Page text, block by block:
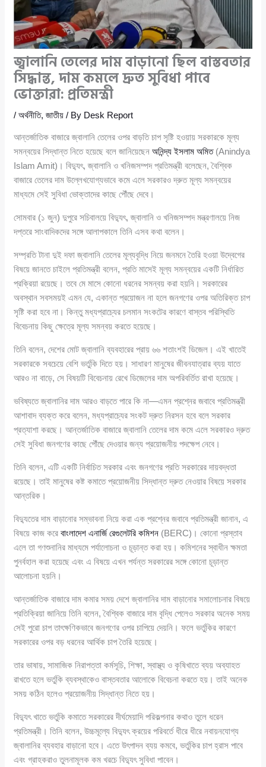
জ্বালানি তেলের দাম বাড়ানো ছিল বাস্তবতার
সিদ্ধান্ত, দাম কমলে দ্রুত সুবিধা পাবে
ভোক্তারা: প্রতিমন্ত্রী
/অর্থনীতি,জাতীয় / By Desk Report
আন্তর্জাতিক বাজারে জ্বালানি তেলের ওপর বাড়তি চাপ সৃষ্টি হওয়ায় সরকারকে মূল্য
সমন্বয়ের সিদ্ধান্ত নিতে হয়েছে বলে জানিয়েছেনঅনিন্দ্য ইসলাম অমিত(Anindya
Islam Amit)। বিদ্যুৎ, জ্বালানি ও খনিজসম্পদ প্রতিমন্ত্রী বলেছেন, বৈশ্বিক
বাজারে তেলের দাম উল্লেখযোগ্যভাবে কমে এলে সরকারও দ্রুত মূল্য সমন্বয়ের
মাধ্যমে সেই সুবিধা ভোক্তাদের কাছে পৌঁছে দেবে।
সোমবার (১ জুন) দুপুরে সচিবালয়ে বিদ্যুৎ, জ্বালানি ও খনিজসম্পদ মন্ত্রণালয়ে নিজ
দপ্তরে সাংবাদিকদের সঙ্গে আলাপকালে তিনি এসব কথা বলেন।
সম্প্রতি টানা দুই দফা জ্বালানি তেলের মূল্যবৃদ্ধি নিয়ে জনমনে তৈরি হওয়া উদ্বেগের
বিষয়ে জানতে চাইলে প্রতিমন্ত্রী বলেন, প্রতি মাসেই মূল্য সমন্বয়ের একটি নির্ধারিত
প্রক্রিয়া রয়েছে। তবে মে মাসে কোনো ধরনের সমন্বয় করা হয়নি। সরকারের
অবস্থান সবসময়ই এমন যে, একান্ত প্রয়োজন না হলে জনগণের ওপর অতিরিক্ত চাপ
সৃষ্টি করা হবে না। কিন্তু মধ্যপ্রাচ্যের চলমান সংকটের কারণে বাস্তব পরিস্থিতি
বিবেচনায় কিছু ক্ষেত্রে মূল্য সমন্বয় করতে হয়েছে।
তিনি বলেন, দেশের মোট জ্বালানি ব্যবহারের প্রায় ৬৬ শতাংশই ডিজেল। এই খাতেই
সরকারকে সবচেয়ে বেশি ভর্তুকি দিতে হয়। সাধারণ মানুষের জীবনযাত্রার ব্যয় যাতে
আরও না বাড়ে, সে বিষয়টি বিবেচনায় রেখে ডিজেলের দাম অপরিবর্তিত রাখা হয়েছে।
ভবিষ্যতে জ্বালানির দাম আরও বাড়তে পারে কি না—এমন প্রশ্নের জবাবে প্রতিমন্ত্রী
আশাবাদ ব্যক্ত করে বলেন, মধ্যপ্রাচ্যের সংকট দ্রুত নিরসন হবে বলে সরকার
প্রত্যাশা করছে। আন্তর্জাতিক বাজারে জ্বালানি তেলের দাম কমে এলে সরকারও দ্রুত
সেই সুবিধা জনগণের কাছে পৌঁছে দেওয়ার জন্য প্রয়োজনীয় পদক্ষেপ নেবে।
তিনি বলেন, এটি একটি নির্বাচিত সরকার এবং জনগণের প্রতি সরকারের দায়বদ্ধতা
রয়েছে। তাই মানুষের কষ্ট কমাতে প্রয়োজনীয় সিদ্ধান্ত দ্রুত নেওয়ার বিষয়ে সরকার
আন্তরিক।
বিদ্যুতের দাম বাড়ানোর সম্ভাবনা নিয়ে করা এক প্রশ্নের জবাবে প্রতিমন্ত্রী জানান, এ
বিষয়ে কাজ করেবাংলাদেশ এনার্জি রেগুলেটরি কমিশন (BERC)। কোনো প্রস্তাব
এলে তা গণশুনানির মাধ্যমে পর্যালোচনা ও চূড়ান্ত করা হয়। কমিশনের স্বাধীন ক্ষমতা
পুনর্বহাল করা হয়েছে এবং এ বিষয়ে এখন পর্যন্ত সরকারের সঙ্গে কোনো চূড়ান্ত
আলোচনা হয়নি।
আন্তর্জাতিক বাজারে দাম কমার সময় দেশে জ্বালানির দাম বাড়ানোর সমালোচনার বিষয়ে
প্রতিক্রিয়া জানিয়ে তিনি বলেন, বৈশ্বিক বাজারে দাম বৃদ্ধি পেলেও সরকার অনেক সময়
সেই পুরো চাপ তাৎক্ষণিকভাবে জনগণের ওপর চাপিয়ে দেয়নি। ফলে ভর্তুকির কারণে
সরকারের ওপর বড় ধরনের আর্থিক চাপ তৈরি হয়েছে।
তার ভাষায়, সামাজিক নিরাপত্তা কর্মসূচি, শিক্ষা, স্বাস্থ্য ও কৃষিখাতে ব্যয় অব্যাহত
রাখতে হলে ভর্তুকি ব্যবস্থাকেও বাস্তবতার আলোকে বিবেচনা করতে হয়। তাই অনেক
সময় কঠিন হলেও প্রয়োজনীয় সিদ্ধান্ত নিতে হয়।
বিদ্যুৎ খাতে ভর্তুকি কমাতে সরকারের দীর্ঘমেয়াদি পরিকল্পনার কথাও তুলে ধরেন
প্রতিমন্ত্রী। তিনি বলেন, উচ্চমূল্যে বিদ্যুৎ ক্রয়ের পরিবর্তে ধীরে ধীরে নবায়নযোগ্য
জ্বালানির ব্যবহার বাড়ানো হবে। এতে উৎপাদন ব্যয় কমবে, ভর্তুকির চাপ হ্রাস পাবে
এবং গ্রাহকরাও তুলনামূলক কম খরচে বিদ্যুৎ সুবিধা পাবেন।